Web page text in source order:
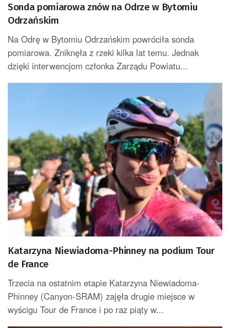
Sonda pomiarowa znów na Odrze w Bytomiu
Odrzańskim
Na Odrę w Bytomiu Odrzańskim powróciła sonda
pomiarowa. Zniknęła z rzeki kilka lat temu. Jednak
dzięki interwencjom członka Zarządu Powiatu...
Katarzyna Niewiadoma-Phinney na podium Tour
de France
Trzecia na ostatnim etapie Katarzyna Niewiadoma-
Phinney (Canyon-SRAM) zajęła drugie miejsce w
wyścigu Tour de France i po raz piąty w...